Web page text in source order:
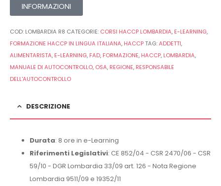
INFORMAZIONI
COD: LOMBARDIA R8 CATEGORIE: CORSI HACCP LOMBARDIA, E-LEARNING,
FORMAZIONE HACCP IN LINGUA ITALIANA, HACCPTAG:ADDETTI,
ALIMENTARISTA, E-LEARNING, FAD, FORMAZIONE, HACCP, LOMBARDIA,
MANUALE DI AUTOCONTROLLO, OSA, REGIONE, RESPONSABILE
DELL'AUTOCONTROLLO
DESCRIZIONE
Durata: 8 ore in e-Learning
Riferimenti Legislativi: CE 852/04 - CSR 2470/06 - CSR
59/10 - DGR Lombardia 33/09 art. 126 - Nota Regione
Lombardia 9511/09 e 19352/11